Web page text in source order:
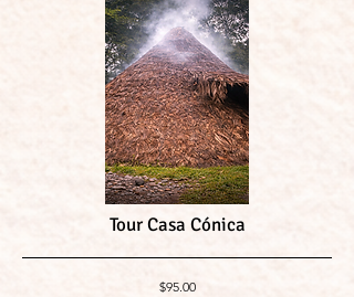
Tour Casa Cónica
$95.00